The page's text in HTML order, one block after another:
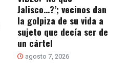
Jalisco…?’; vecinos dan
la golpiza de su vida a
sujeto que decía ser de
un cártel
agosto 7, 2026